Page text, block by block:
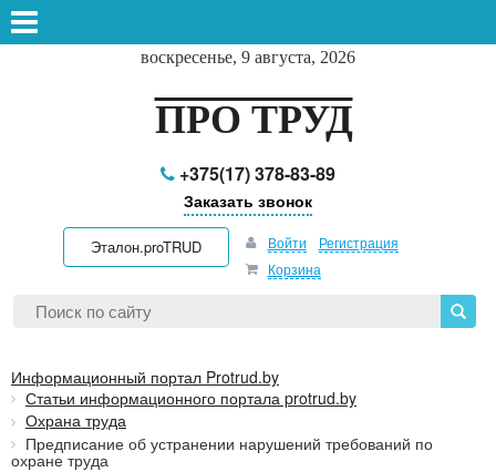
воскресенье, 9 августа, 2026
ПРО ТРУД
+375(17) 378-83-89
Заказать звонок
Эталон.proTRUD Войти
Регистрация
Корзина
Информационный портал Protrud.by
Статьи информационного портала protrud.by
Охрана труда
Предписание об устранении нарушений требований по
охране труда